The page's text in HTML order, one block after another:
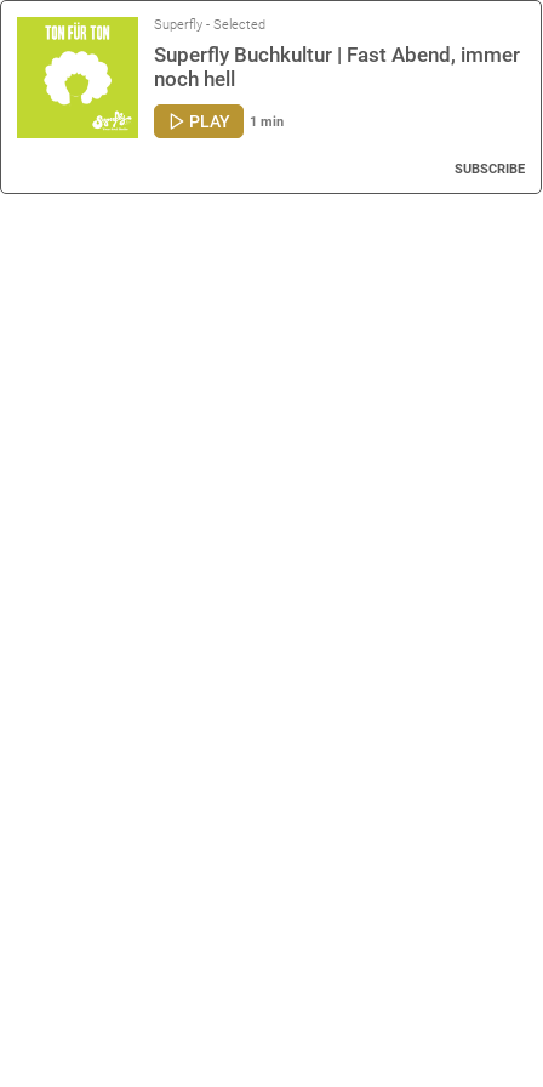
Superfly - Selected
Superfly Buchkultur | Fast Abend, immer
noch hell
PLAY 1 min
SUBSCRIBE